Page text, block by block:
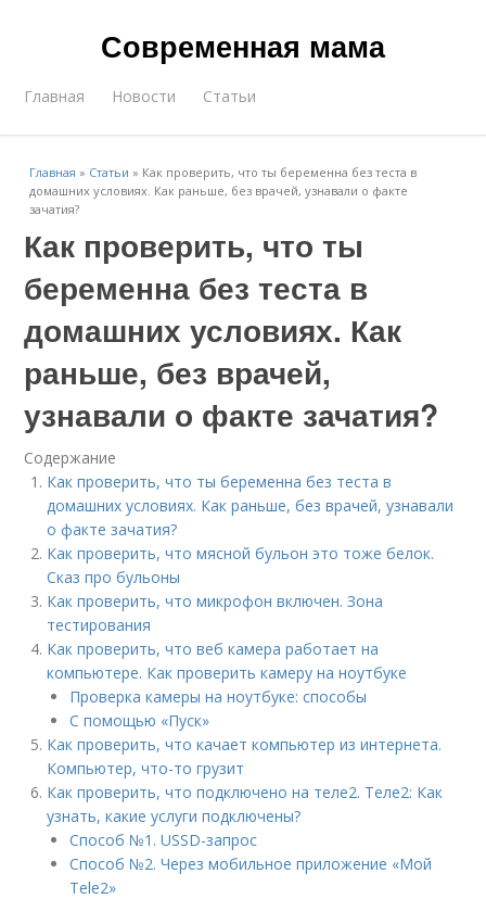
Современная мама
Главная Новости Статьи
Главная » Статьи » Как проверить, что ты беременна без теста в
домашних условиях. Как раньше, без врачей, узнавали о факте
зачатия?
Как проверить, что ты
беременна без теста в
домашних условиях. Как
раньше, без врачей,
узнавали о факте зачатия?
Содержание
Как проверить, что ты беременна без теста в
домашних условиях. Как раньше, без врачей, узнавали
о факте зачатия?
Как проверить, что мясной бульон это тоже белок.
Сказ про бульоны
Как проверить, что микрофон включен. Зона
тестирования
Как проверить, что веб камера работает на
компьютере. Как проверить камеру на ноутбуке
Проверка камеры на ноутбуке: способы
С помощью «Пуск»
Как проверить, что качает компьютер из интернета.
Компьютер, что-то грузит
Как проверить, что подключено на теле2. Теле2: Как
узнать, какие услуги подключены?
Способ №1. USSD-запрос
Способ №2. Через мобильное приложение «Мой
Tele2»